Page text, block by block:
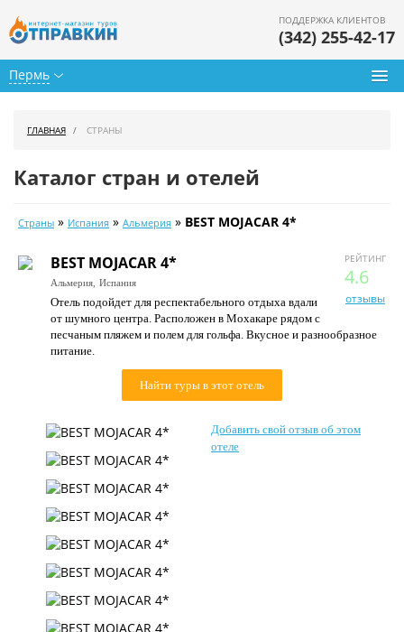
Пермь
ПОДДЕРЖКА КЛИЕНТОВ
(342) 255-42-17
Календарь туров
Цены дня
Страны
Как купить
Контакты
ГЛАВНАЯ СТРАНЫ
Каталог стран и отелей
Страны » Испания » Альмерия » BEST MOJACAR 4*
РЕЙТИНГ
4.6
отзывы
BEST MOJACAR 4*
Альмерия, Испания
Отель подойдет для респектабельного отдыха вдали
от шумного центра. Расположен в Мохакаре рядом с
песчаным пляжем и полем для гольфа. Вкусное и разнообразное
питание.
Найти туры в этот отель
Добавить свой отзыв об этом
отеле